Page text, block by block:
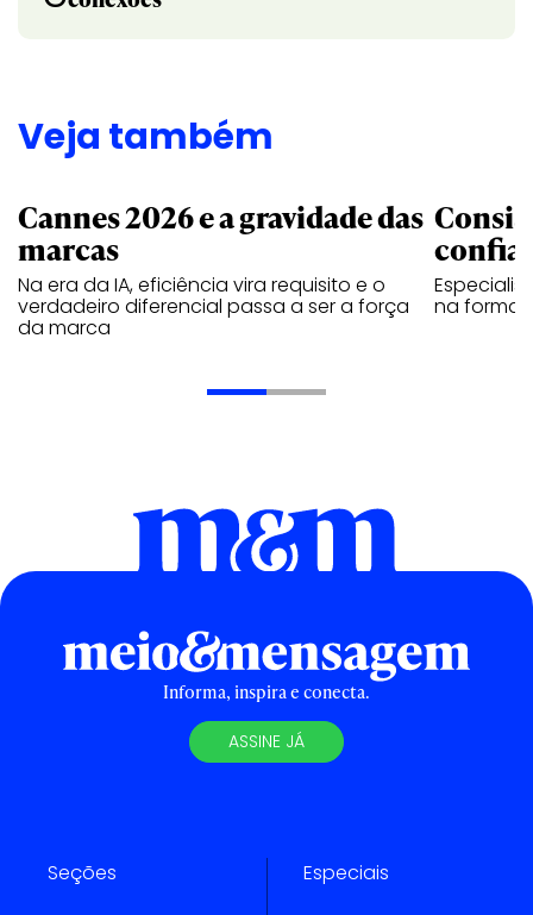
Veja também
Cannes 2026 e a gravidade das
marcas
Na era da IA, eficiência vira requisito e o
verdadeiro diferencial passa a ser a força
da marca
na forma
Informa, inspira e conecta.
ASSINE JÁ
Seções Especiais